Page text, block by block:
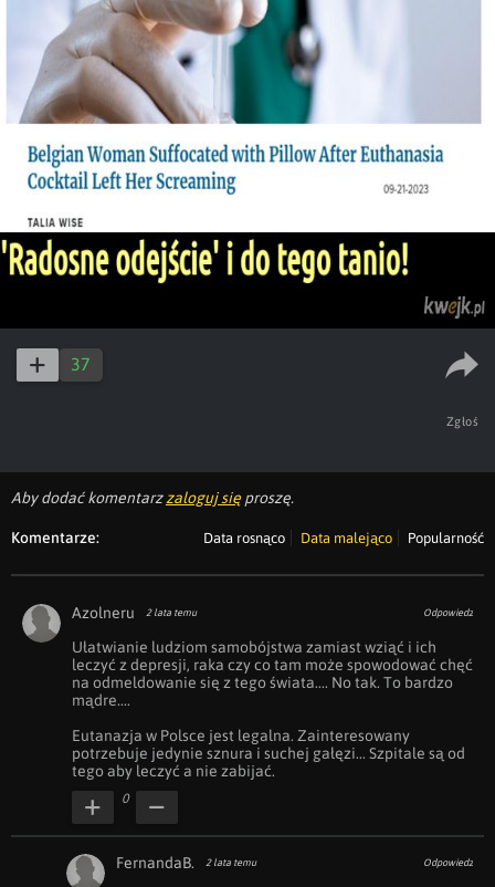
37
Zgłoś
Aby dodać komentarzzaloguj się proszę.
Komentarze: Data rosnąco Data malejąco Popularność
Azolneru 2 lata temu Odpowiedz
Ułatwianie ludziom samobójstwa zamiast wziąć i ich
leczyć z depresji, raka czy co tam może spowodować chęć
na odmeldowanie się z tego świata.... No tak. To bardzo
mądre....
Eutanazja w Polsce jest legalna. Zainteresowany
potrzebuje jedynie sznura i suchej gałęzi... Szpitale są od
tego aby leczyć a nie zabijać.
0
FernandaB. 2 lata temu Odpowiedz